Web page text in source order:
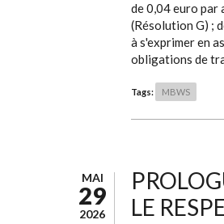
de 0,04 euro par
(Résolution G) ;
à s'exprimer en
obligations de
Tags: MBWS
MAI
29
2026
LE